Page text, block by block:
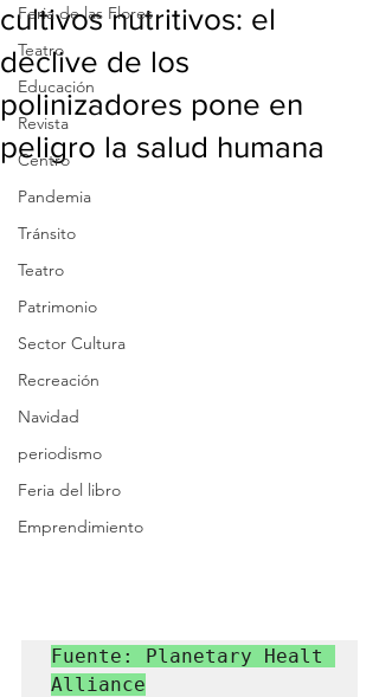
Feria de las Flores
Teatro
Educación
Revista
Centro
Pandemia
Tránsito
Teatro
Patrimonio
Sector Cultura
Recreación
Navidad
periodismo
Feria del libro
Emprendimiento
cultivos nutritivos: el
declive de los
polinizadores pone en
peligro la salud humana
Fuente: Planetary Healt
Alliance